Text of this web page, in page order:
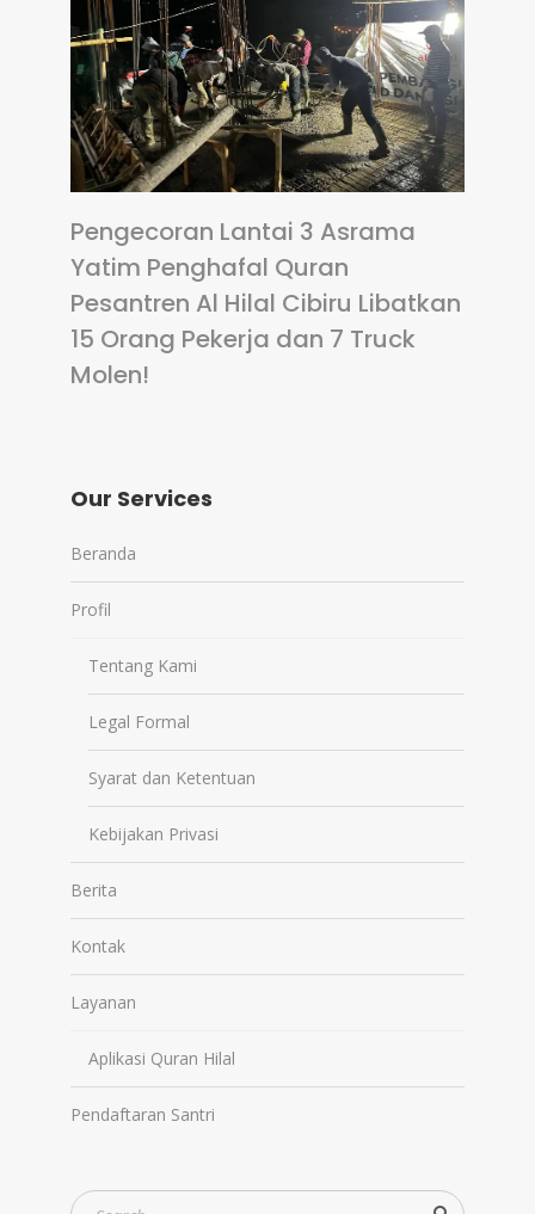
Pengecoran Lantai 3 Asrama
Yatim Penghafal Quran
Pesantren Al Hilal Cibiru Libatkan
15 Orang Pekerja dan 7 Truck
Molen!
Our Services
Beranda
Profil
Tentang Kami
Legal Formal
Syarat dan Ketentuan
Kebijakan Privasi
Berita
Kontak
Layanan
Aplikasi Quran Hilal
Pendaftaran Santri